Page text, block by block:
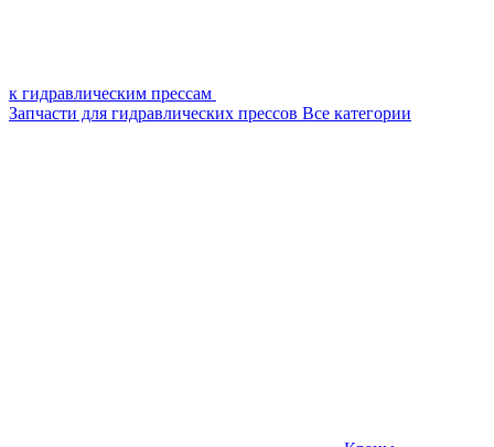
к гидравлическим прессам
Запчасти для гидравлических прессов Все категории